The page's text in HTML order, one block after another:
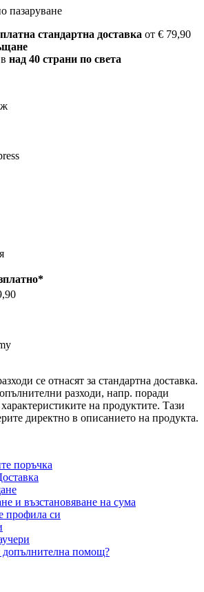
пазаруване
стандартна доставка от € 79,90
над 40 страни по света
се отнасят за стандартна доставка.
разходи, напр. поради
на продуктите. Тази
директно в описанието на продукта.
поръчка
и възстановяване на сума
профила си
допълнителна помощ?